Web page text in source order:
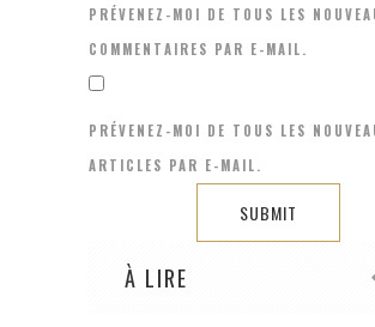
PRÉVENEZ-MOI DE TOUS LES
COMMENTAIRES PAR E-MAIL.
PRÉVENEZ-MOI DE TOUS LES
ARTICLES PAR E-MAIL.
À LIRE